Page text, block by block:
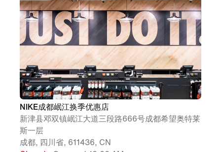
NIKE成都岷江换季优惠店
新津县邓双镇岷江大道三段路666号成都希望奥特莱
斯一层
成都, 四川省, 611436, CN